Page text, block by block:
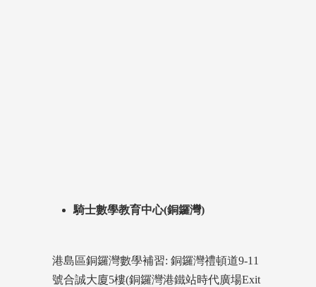
騎士數學教育中心(銅鑼灣)
港島區銅鑼灣數學補習: 銅鑼灣禮頓道9-11
號合誠大廈5樓(銅鑼灣港鐵站時代廣場Exit